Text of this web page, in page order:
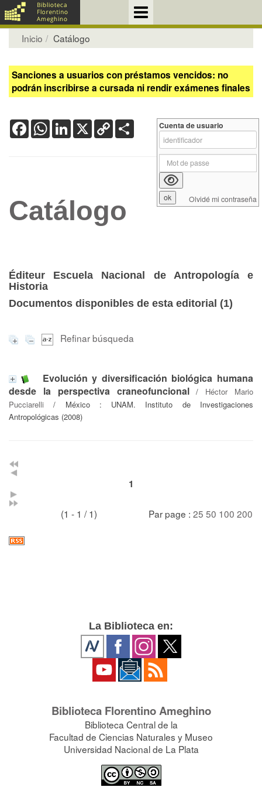
Inicio Catálogo
Sanciones a usuarios con préstamos vencidos: no
podrán inscribirse a cursada ni rendir exámenes finales
FacebookWhatsApp
LinkedIn
X Copy
Link
Catálogo
Éditeur Escuela Nacional de Antropología e
Historia
Documentos disponibles de esta editorial (1)
Refinar búsqueda
Evolución y diversificación biológica humana
desde la perspectiva craneofuncional/ Héctor Mario
Pucciarelli / México : UNAM. Instituto de Investigaciones
Antropológicas (2008)
1
(1 - 1 / 1) Par page : 25 50 100 200
Cuenta de usuario
Olvidé mi contraseña
La Biblioteca en:
Biblioteca Florentino Ameghino
Biblioteca Central de la
Facultad de Ciencias Naturales y Museo
Universidad Nacional de La Plata